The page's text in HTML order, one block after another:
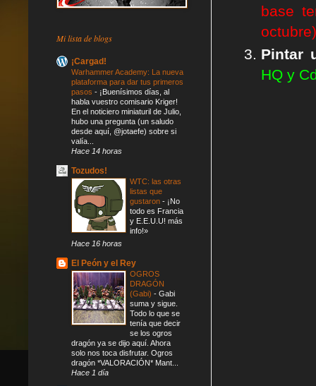
base
Pintar
HQ y
Mi lista de blogs
¡Cargad!
Warhammer Academy: La nueva
plataforma para dar tus primeros
pasos - ¡Buenísimos días, al
habla vuestro comisario Kriger!
En el noticiero miniaturil de Julio,
hubo una pregunta (un saludo
desde aquí, @jotaefe) sobre si
valía...
Hace 14 horas
Tozudos!
WTC: las otras
listas que
gustaron - ¡No
todo es Francia
y E.E.U.U! más
info!»
Hace 16 horas
El Peón y el Rey
OGROS
DRAGÓN
(Gabi) - Gabi
suma y sigue.
Todo lo que se
tenía que decir
se los ogros
dragón ya se dijo aquí. Ahora
solo nos toca disfrutar. Ogros
dragón *VALORACIÓN* Mant...
Hace 1 día